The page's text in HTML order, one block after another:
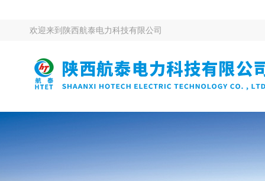
欢迎来到 陕西航泰电力科技有限公司